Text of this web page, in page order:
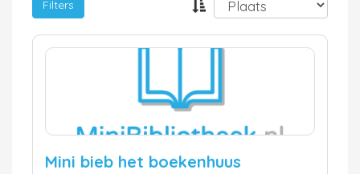
Filters
Mini bieb het boekenhuus